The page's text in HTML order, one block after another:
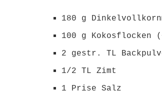
180 g
100 g Kokosflocken
2 gestr. TL
1/2 TL Zimt
1 Prise Salz